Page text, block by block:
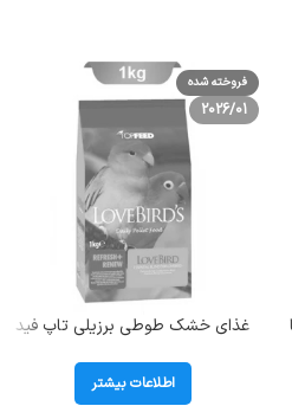
فروخته شده
2026/01
غذای خشک طوطی برزیلی تاپ فید
کیلوگرم
اطلاعات بیشتر